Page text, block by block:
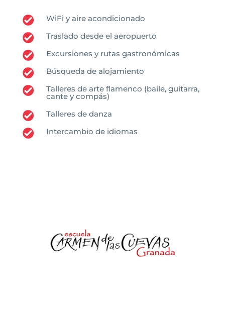
WiFi y aire acondicionado
Traslado desde el aeropuerto
Excursiones y rutas gastronómicas
Búsqueda de alojamiento
Talleres de arte flamenco (baile, guitarra,
cante y compás)
Talleres de danza
Intercambio de idiomas